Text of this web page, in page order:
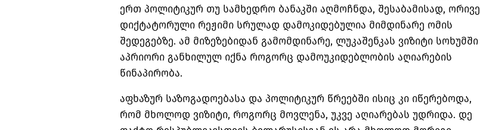
ერთ პოლიტიკურ თუ სამხედრო ბანაკში აღმოჩნდა, შესაბამისად, ორივე
დიქტატორული რეჟიმი სრულად დამოკიდებულია მიმდინარე ომის
შედეგებზე. ამ მიზეზებიდან გამომდინარე, ლუკაშენკას ვიზიტი სოხუმში
აპრიორი განხილულ იქნა როგორც დამოუკიდებლობის აღიარების
წინაპირობა.
აფხაზურ საზოგადოებასა და პოლიტიკურ წრეებში ისიც კი იწერებოდა,
რომ მხოლოდ ვიზიტი, როგორც მოვლენა, უკვე აღიარებას უდრიდა. დე